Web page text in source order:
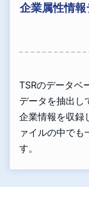
企業属性情
TSRのデータベ
データを抽出し
企業情報を収録
ァイルの中でも
す。